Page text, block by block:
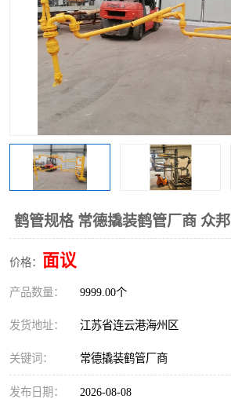
鹤管规格 常德撬装鹤管厂商 众邦
价格： 面议
产品数量： 9999.00个
发货地址： 江苏省连云港海州区
关键词： 常德撬装鹤管厂商
发布日期： 2026-08-08